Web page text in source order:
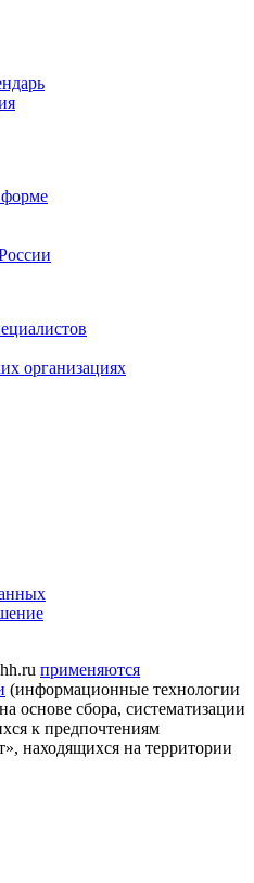
организациях
применяются
(информационные технологии
основе сбора, систематизации
к предпочтениям
находящихся на территории